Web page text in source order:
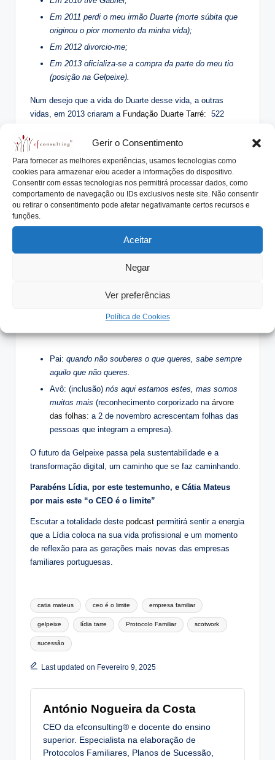
Gerir o Consentimento
Para fornecer as melhores experiências, usamos tecnologias como
cookies para armazenar e/ou aceder a informações do dispositivo.
Consentir com essas tecnologias nos permitirá processar dados, como
comportamento de navegação ou IDs exclusivos neste site. Não consentir
ou retirar o consentimento pode afetar negativamante certos recursos e
funções.
Aceitar
Negar
Ver preferências
Política de Cookies
Em 2011 perdi o meu irmão Duarte (morte súbita que
originou o pior momento da minha vida);
Em 2012 divorcio-me;
Em 2013 oficializa-se a compra da parte do meu tio
(posição na Gelpeixe).
Num desejo que a vida do Duarte desse vida, a outras
vidas, em 2013 criaram a Fundação Duarte Tarré: 522
padrinhos para darem apoio a esses jovens.
O que o contexto familiar lhe ensinou de mais valioso foram
as mensagens:
Pai: quando não souberes o que queres, sabe sempre
aquilo que não queres.
Avô: (inclusão) nós aqui estamos estes, mas somos
muitos mais (reconhecimento corporizado na árvore
das folhas: a 2 de novembro acrescentam folhas das
pessoas que integram a empresa).
O futuro da Gelpeixe passa pela sustentabilidade e a
transformação digital, um caminho que se faz caminhando.
Parabéns Lídia, por este testemunho, e Cátia Mateus
por mais este “o CEO é o limite”
Escutar a totalidade deste podcast permitirá sentir a energia
que a Lídia coloca na sua vida profissional e um momento
de reflexão para as gerações mais novas das empresas
familiares portuguesas.
Tags:
catia mateus ceo é o limite empresa familiar
gelpeixe lídia tarre Protocolo Familiar scotwork
sucessão
Last updated on Fevereiro 9, 2025
António Nogueira da Costa
CEO da efconsulting® e docente do ensino
superior. Especialista na elaboração de
Protocolos Familiares, Planos de Sucessão,